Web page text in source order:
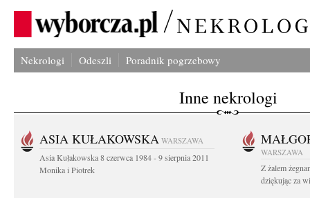
Nekrologi Odeszli Poradnik pogrzebowy
Inne nekrologi
ASIA KUŁAKOWSKA WARSZAWA
Asia Kułakowska 8 czerwca 1984 - 9 sierpnia 2011
Monika i Piotrek
WARSZAWA
Z żalem
dziękując za